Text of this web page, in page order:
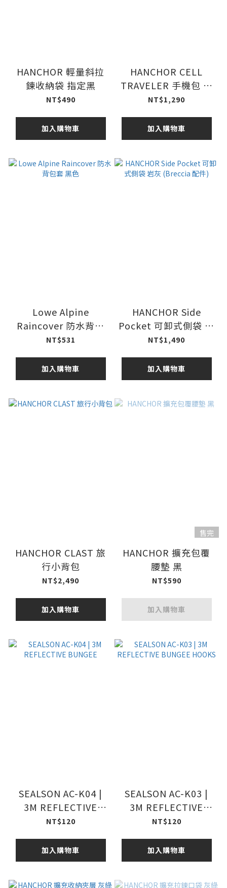
HANCHOR 輕量斜拉
鍊收納袋 指定黑
NT$490
加入購物車
HANCHOR CELL
TRAVELER 手機包 岩
灰
NT$1,290
加入購物車
Lowe Alpine
Raincover 防水背包
套 黑色
NT$531
加入購物車
HANCHOR Side
Pocket 可卸式側袋 岩
灰 (Breccia 配件)
NT$1,490
加入購物車
HANCHOR CLAST 旅
行小背包
NT$2,490
加入購物車
售完
HANCHOR 擴充包覆
腰墊 黑
NT$590
加入購物車
SEALSON AC-K04 |
3M REFLECTIVE
BUNGEE
NT$120
加入購物車
SEALSON AC-K03 |
3M REFLECTIVE
BUNGEE HOOKS
NT$120
加入購物車